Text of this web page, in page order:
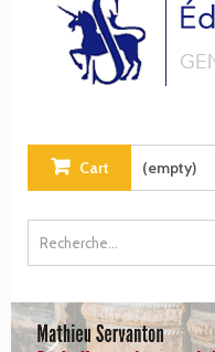
Cart (empty)